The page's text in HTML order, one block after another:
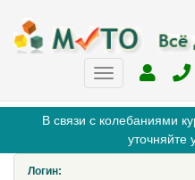
В связи с колебаниями
уточняйте
Логин: